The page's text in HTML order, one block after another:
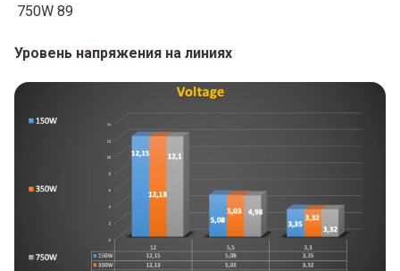
750W 89
Уровень напряжения на линиях